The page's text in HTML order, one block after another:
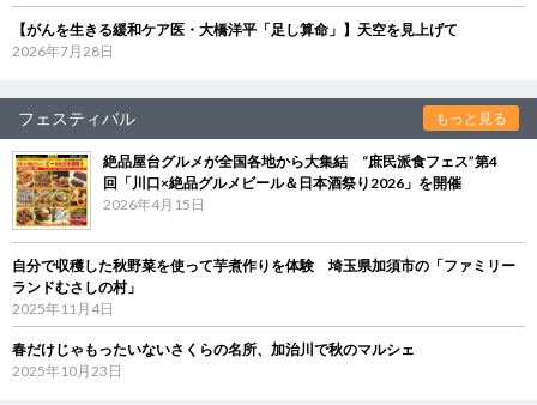
【がんを生きる緩和ケア医・大橋洋平「足し算命」】天空を見上げて
2026年7月28日
フェスティバル もっと見る
絶品屋台グルメが全国各地から大集結 “庶民派食フェス”第4
回「川口×絶品グルメビール＆日本酒祭り2026」を開催
2026年4月15日
自分で収穫した秋野菜を使って芋煮作りを体験 埼玉県加須市の「ファミリー
ランドむさしの村」
2025年11月4日
春だけじゃもったいないさくらの名所、加治川で秋のマルシェ
2025年10月23日